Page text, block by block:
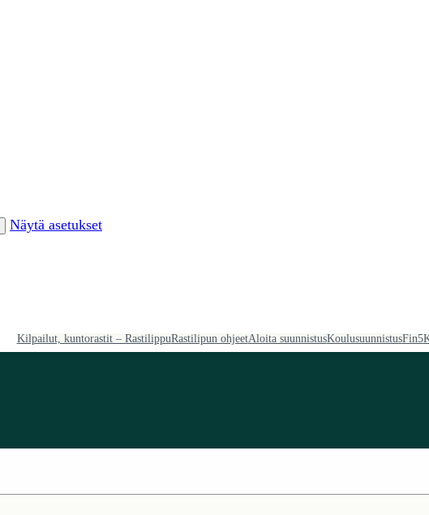
Näytä asetukset
Kilpailut, kuntorastit – RastilippuRastilipun ohjeetAloita suunnistusKoulusuunnistusFin5